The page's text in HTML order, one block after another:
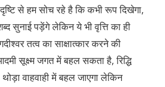
दृष्टि से हम सोच रहे है कि कभी रूप दिखेगा,
सुनाई पड़ेंगे लेकिन ये भी वृत्ति का ही
तत्व का साक्षात्कार करने की
सूक्ष्म जगत में बहल सकता है, रिद्धि
वाहवाही में बहल जाएगा लेकिन